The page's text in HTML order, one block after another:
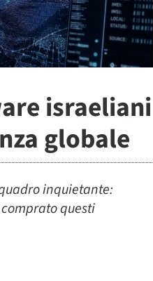
israeliani
globale
inquietante:
questi